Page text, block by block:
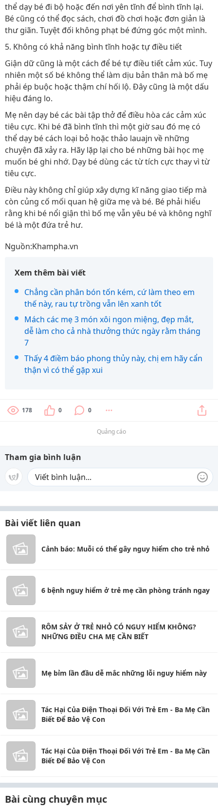
thể dạy bé đi bộ hoặc đến nơi yên tĩnh để bình tĩnh lại.
Bé cũng có thể đọc sách, chơi đồ chơi hoặc đơn giản là
thư giãn. Tuyệt đối không phạt bé đứng góc một mình.
5. Không có khả năng bình tĩnh hoặc tự điều tiết
Giận dữ cũng là một cách để bé tự điều tiết cảm xúc. Tuy
nhiên một số bé không thể làm dịu bản thân mà bố mẹ
phải ép buộc hoặc thậm chí hối lộ. Đây cũng là một dấu
hiệu đáng lo.
Mẹ nên dạy bé các bài tập thở để điều hòa các cảm xúc
tiêu cực. Khi bé đã bình tĩnh thì một giờ sau đó mẹ có
thể dạy bé cách loại bỏ hoặc thảo lauajn về những
chuyện đã xảy ra. Hãy lặp lại cho bé những bài học mẹ
muốn bé ghi nhớ. Dạy bé dùng các từ tích cực thay vì từ
tiêu cực.
Điều này không chỉ giúp xây dựng kĩ năng giao tiếp mà
còn củng cố mối quan hệ giữa mẹ và bé. Bé phải hiểu
rằng khi bé nổi giận thì bố mẹ vẫn yêu bé và không nghĩ
bé là một đứa trẻ hư.
Nguồn:Khampha.vn
Xem thêm bài viết
Chẳng cần phân bón tốn kém, cứ làm theo em
thế này, rau tự trồng vẫn lên xanh tốt
Mách các mẹ 3 món xôi ngon miệng, đẹp mắt,
dễ làm cho cả nhà thưởng thức ngày rằm tháng
7
Thấy 4 điềm báo phong thủy này, chị em hãy cẩn
thận vì có thể gặp xui
178 0 0
Quảng cáo
Tham gia bình luận
Bài viết liên quan
Cảnh báo: Muỗi có thể gây nguy hiểm cho trẻ nhỏ
6 bệnh nguy hiểm ở trẻ mẹ cần phòng tránh ngay
RÔM SẢY Ở TRẺ NHỎ CÓ NGUY HIỂM KHÔNG?
NHỮNG ĐIỀU CHA MẸ CẦN BIẾT
Mẹ bỉm lần đầu dễ mắc những lỗi nguy hiểm này
Tác Hại Của Điện Thoại Đối Với Trẻ Em - Ba Mẹ Cần
Biết Để Bảo Vệ Con
Tác Hại Của Điện Thoại Đối Với Trẻ Em - Ba Mẹ Cần
Biết Để Bảo Vệ Con
Bài cùng chuyên mục